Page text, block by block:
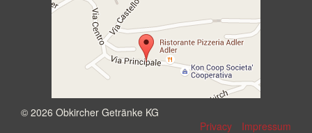
© 2026 Obkircher Getränke KG
Privacy
Impressum